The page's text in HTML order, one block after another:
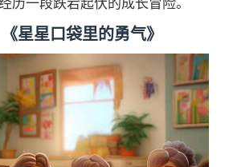
历一段跌宕起伏的成长冒险。
星星口袋里的勇气》